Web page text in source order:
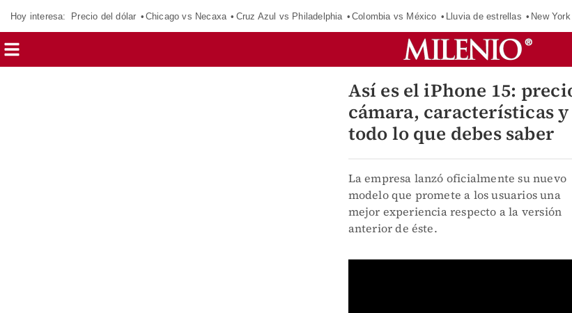
Hoy interesa: Precio del dólar Chicago vs Necaxa Cruz Azul vs Philadelphia Colombia vs México Lluvia de estrellas New
Así es el iPhone 15:
cámara, características y
todo lo que debes saber
La empresa lanzó oficialmente su nuevo
modelo que promete a los usuarios una
mejor experiencia respecto a la versión
anterior de éste.